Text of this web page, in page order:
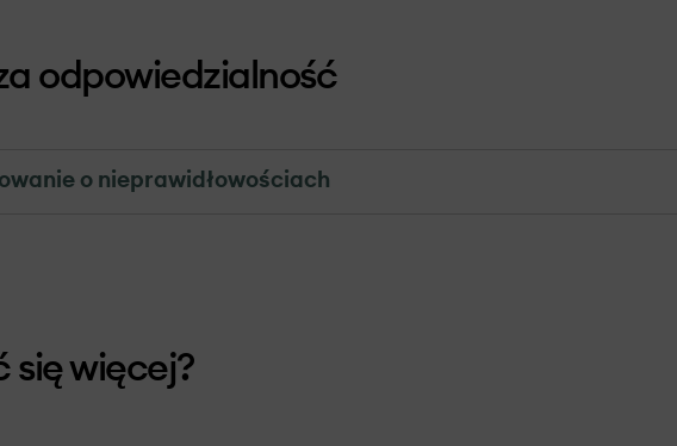
odpowiedzialność
o nieprawidłowościach
wszystkie skargi poważnie i dąży do niezwłocznego
uwag. Skarga jest formalnym wyrazem niezadowolenia
się więcej?